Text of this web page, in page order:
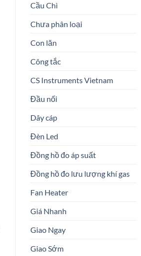
Cầu Chì
Chưa phân loại
Con lăn
Công tắc
CS Instruments Vietnam
Đầu nối
Dây cáp
Đèn Led
Đồng hồ đo áp suất
Đồng hồ đo lưu lượng khí gas
Fan Heater
Giá Nhanh
Giao Ngay
Giao Sớm